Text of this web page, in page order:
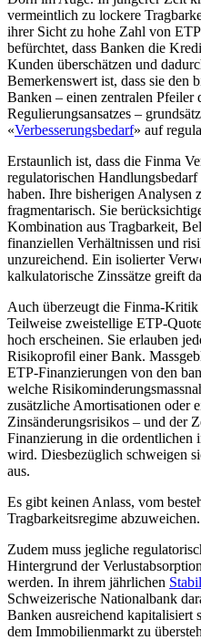
vermeintlich zu lockere
ihrer Sicht zu hohe Zahl von
befürchtet, dass Banken die
Kunden überschätzen und
Bemerkenswert ist, dass sie den
Banken – einen zentralen Pfeiler
Regulierungsansatzes –
«Verbesserungsbedarf» auf
Erstaunlich ist, dass die Finma
regulatorischen
haben. Ihre bisherigen Analysen
fragmentarisch. Sie
Kombination aus Tragbarkeit,
finanziellen Verhältnissen und
unzureichend. Ein isolierter
kalkulatorische Zinssätze greift
Auch überzeugt die Finma-Kritik
Teilweise zweistellige ETP-
hoch erscheinen. Sie erlauben
Risikoprofil einer Bank.
ETP‑Finanzierungen von den
welche
zusätzliche Amortisationen oder
Zinsänderungsrisikos – und der
Finanzierung in die ordentlichen
wird. Diesbezüglich schweigen
aus.
Es gibt keinen Anlass, vom
Tragbarkeitsregime abzuweichen.
Zudem muss jegliche
Hintergrund der
werden. In ihrem jährlichen
Schweizerische Nationalbank
Banken ausreichend kapitalisiert
dem Immobilienmarkt zu